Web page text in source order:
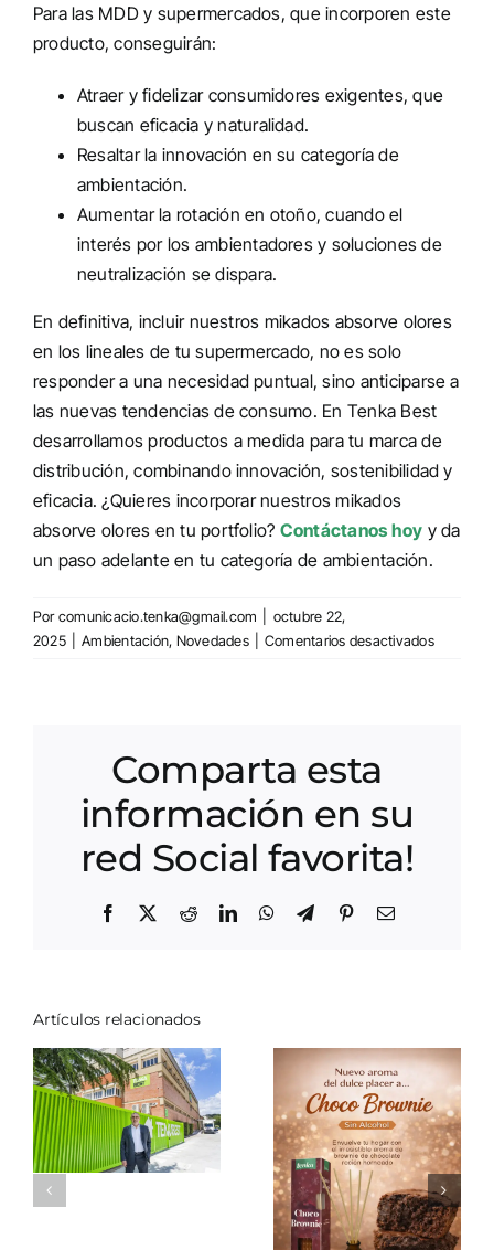
Para las MDD y supermercados, que incorporen este
producto, conseguirán:
Atraer y fidelizar consumidores exigentes, que
buscan eficacia y naturalidad.
Resaltar la innovación en su categoría de
ambientación.
Aumentar la rotación en otoño, cuando el
interés por los ambientadores y soluciones de
neutralización se dispara.
En definitiva, incluir nuestros mikados absorve olores
en los lineales de tu supermercado, no es solo
responder a una necesidad puntual, sino anticiparse a
las nuevas tendencias de consumo. En Tenka Best
desarrollamos productos a medida para tu marca de
distribución, combinando innovación, sostenibilidad y
eficacia. ¿Quieres incorporar nuestros mikados
absorve olores en tu portfolio? Contáctanos hoy y da
un paso adelante en tu categoría de ambientación.
Porcomunicacio.tenka@gmail.com
octubre 22,
2025
Ambientación, Novedades Comentarios desactivadosen
Comparta esta
información en su
red Social favorita!
Facebook RedditLinkedInWhatsApp
TelegramPinterestCorreo
Artículos relacionados
Mikado
La
magia
de las
velas